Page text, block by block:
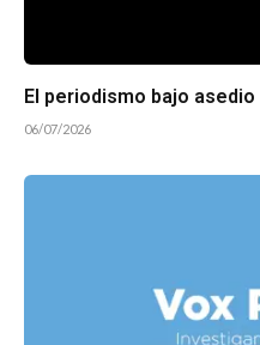
El periodismo bajo asedio
06/07/2026